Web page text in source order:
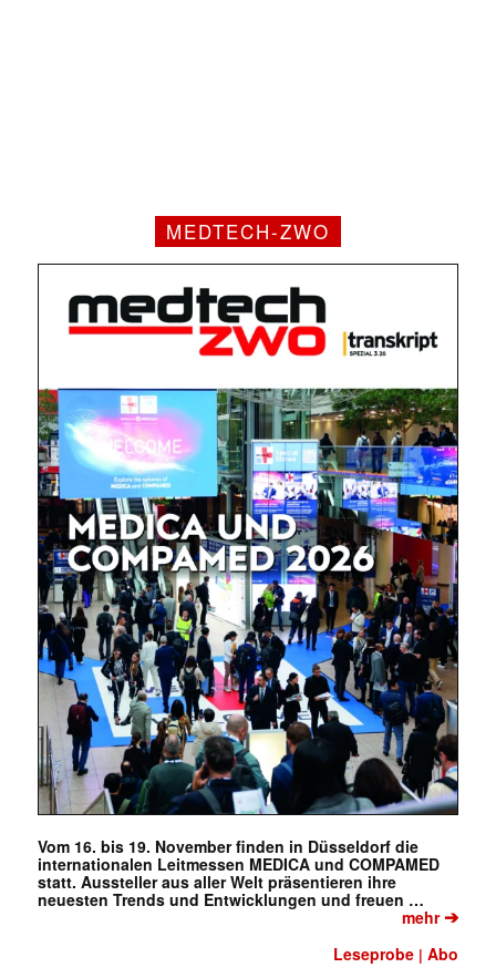
MEDTECH-ZWO
Vom 16. bis 19. November finden in Düsseldorf die
internationalen Leitmessen MEDICA und COMPAMED
statt. Aussteller aus aller Welt präsentieren ihre
neuesten Trends und Entwicklungen und freuen …
mehr➔
Leseprobe |Abo